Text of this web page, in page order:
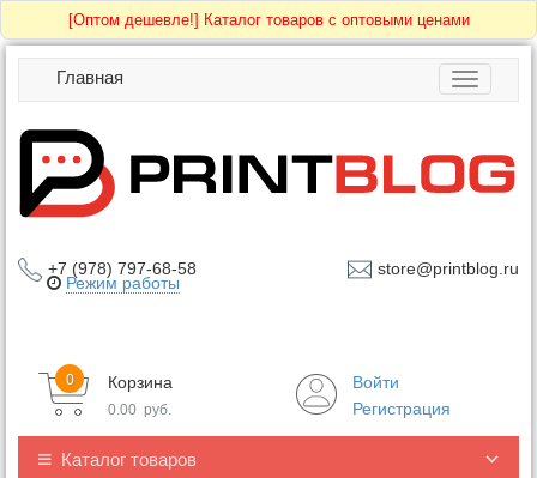
[Оптом дешевле!] Каталог товаров с оптовыми ценами
Toggle
Главная
+7 (978) 797-68-58 store@printblog.ru
Режим работы
Корзина
0
0.00 руб.
Войти
Регистрация
Каталог товаров